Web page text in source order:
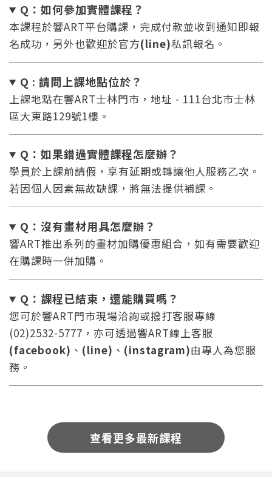
或 或
您將收到一封Email，請依照信件中的指示重新登
重設密碼
系統偵測到您的帳號重複登入，
點擊下方「確定」將前一位使用者強制登出。
確定
取消
Q：如何參加實體課程？
本課程於響ART平台購課，完成付款並收到通知即報
名成功，另外也歡迎於官方(line)私訊報名。
Q : 請問上課地點位於？
上課地點在響ART士林門市，地址 - 111台北市士林
區大東路129號1樓。
Q：如果錯過實體課程怎麼辦？
學員於上課前請假，享有延期或轉讓他人服務乙次。
若因個人因素無故缺課，將無法提供補課。
Q：沒有畫材用具怎麼辦？
響ART推出系列的畫材加購優惠組合，如有需要歡迎
在購課時一併加購。
Q：課程已結束，還能購買嗎？
您可於響ART門市現場洽詢或撥打客服專線
(02)2532-5777，亦可透過響ART線上客服
(facebook) 、 (line) 、 (instagram)由專人為您服
務。
查看更多最新課程